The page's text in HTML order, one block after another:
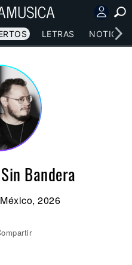
LETRAS NOTICIAS
Bandera
2026